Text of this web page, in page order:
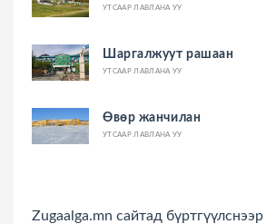
УТСААР ЛАВЛАНА УУ
Шаргалжуут рашаан
УТСААР ЛАВЛАНА УУ
Өвөр жанчилан
УТСААР ЛАВЛАНА УУ
Zugaalga.mn сайтад бүртгүүлснээр